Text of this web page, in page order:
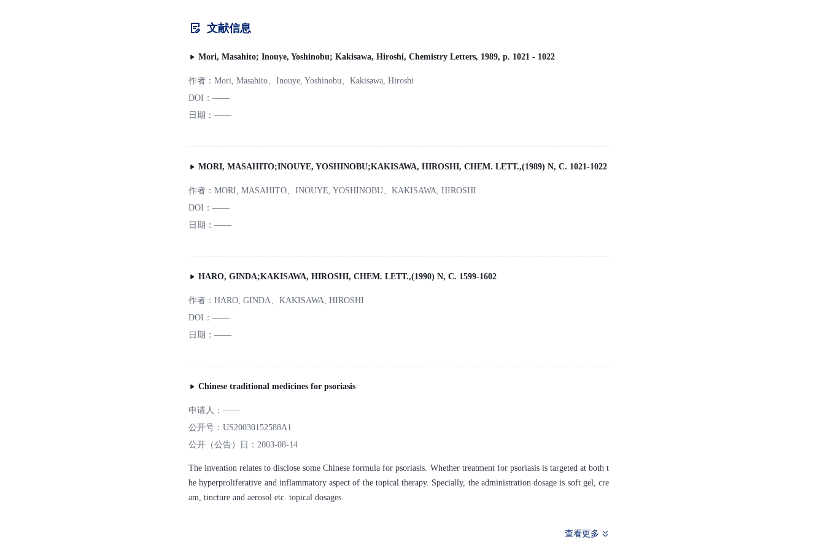
文献信息
Mori, Masahito; Inouye, Yoshinobu; Kakisawa, Hiroshi, Chemistry Letters, 1989, p. 1021 - 1022
作者： Mori, Masahito、Inouye, Yoshinobu、Kakisawa, Hiroshi
DOI： ——
日期： ——
MORI, MASAHITO;INOUYE, YOSHINOBU;KAKISAWA, HIROSHI, CHEM. LETT.,(1989) N, C. 1021-1022
作者： MORI, MASAHITO、INOUYE, YOSHINOBU、KAKISAWA, HIROSHI
DOI： ——
日期： ——
HARO, GINDA;KAKISAWA, HIROSHI, CHEM. LETT.,(1990) N, C. 1599-1602
作者： HARO, GINDA、KAKISAWA, HIROSHI
DOI： ——
日期： ——
Chinese traditional medicines for psoriasis
申请人： ——
公开号： US20030152588A1
公开（公告）日： 2003-08-14
The invention relates to disclose some Chinese formula for psoriasis. Whether treatment for psoriasis is targeted at both t
he hyperproliferative and inflammatory aspect of the topical therapy. Specially, the administration dosage is soft gel, cre
am, tincture and aerosol etc. topical dosages.
查看更多